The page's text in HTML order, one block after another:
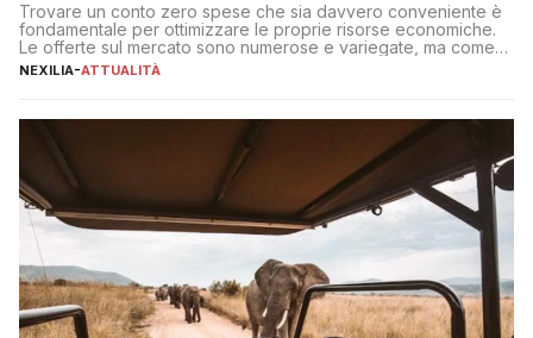
Trovare un conto zero spese che sia davvero conveniente è
fondamentale per ottimizzare le proprie risorse economiche.
Le offerte sul mercato sono numerose e variegate, ma come
individuare quella più adatta alle proprie esigenze senza
sul […]
NEXILIA-ATTUALITÀ